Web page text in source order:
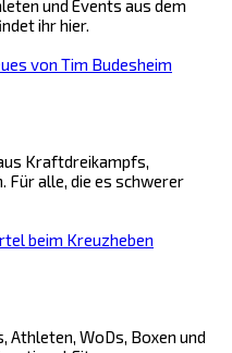
und Events aus dem
ihr hier.
von Tim Budesheim
Kraftdreikampfs,
alle, die es schwerer
beim Kreuzheben
Athleten, WoDs, Boxen und